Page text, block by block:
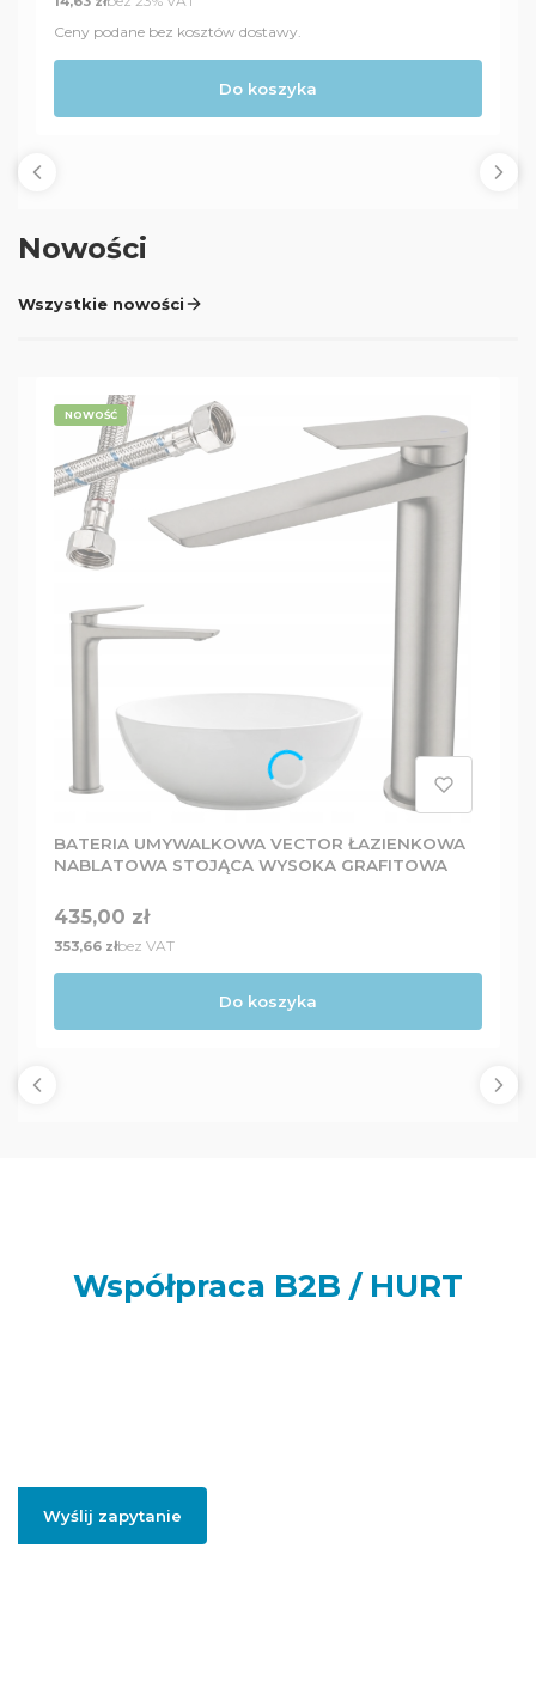
Ceny podane bez kosztów dostawy.
Do koszyka
Nowości
Wszystkie nowości
NOWOŚĆ
BATERIA UMYWALKOWA VECTOR ŁAZIENKOWA
NABLATOWA STOJĄCA WYSOKA GRAFITOWA
Cena
435,00 zł
Cena
353,66 złbez VAT
Do koszyka
Współpraca B2B / HURT
Wyślij zapytanie